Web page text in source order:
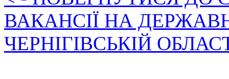
ВАКАНСІЇ НА
ЧЕРНІГІВСЬКІЙ